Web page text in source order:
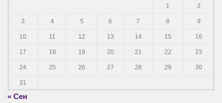
1 2
3 4 5 6 7 8 9
10 11 12 13 14 15 16
17 18 19 20 21 22 23
24 25 26 27 28 29 30
31
« Сен